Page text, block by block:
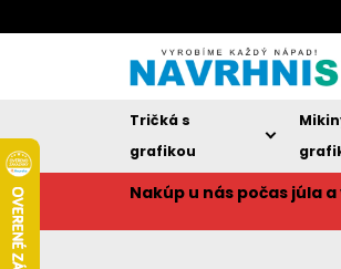
Tričká s
grafikou
Nakúp u nás počas júla a